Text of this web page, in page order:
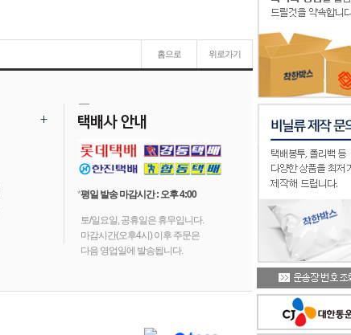
홈으로 위로가기
*평일 발송 마감시간 : 오후 4:00
토/일요일, 공휴일은 휴무입니다.
마감시간(오후4시) 이후 주문은
다음 영업일에 발송됩니다.